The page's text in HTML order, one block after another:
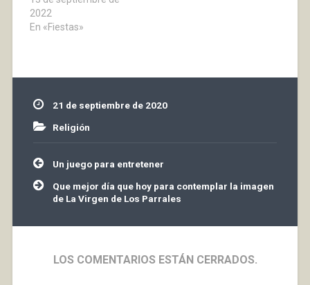
fiestas del siglo XIX en
Baños. Por lo que se ve
vecinos y…
2022
En «Fiestas»
21 de septiembre de 2020
Religión
Navegación
de
entradas
Un juego para entretener
Que mejor día que hoy para contemplar la imagen
de La Virgen de Los Parrales
LOS COMENTARIOS ESTÁN CERRADOS.